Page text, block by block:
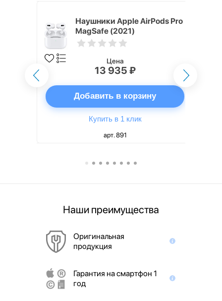
Наушники Apple AirPods Pro
MagSafe (2021)
Цена
13 935 ₽
Добавить в корзину
Купить в 1 клик
арт. 891
Наши преимущества
Оригинальная
продукция
Гарантия на смартфон 1
год